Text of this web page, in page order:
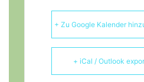
+ Zu Google Kalender
+ iCal / Outlook